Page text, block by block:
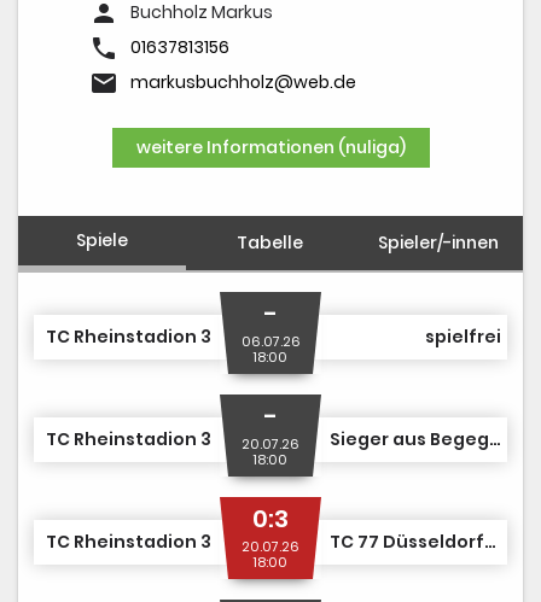
person Buchholz Markus
phone 01637813156
email markusbuchholz@web.de
weitere Informationen (nuliga)
Spiele Tabelle Spieler/-innen
TC Rheinstadion 3
-
06.07.26
18:00
spielfrei
TC Rheinstadion 3
-
20.07.26
18:00
Sieger aus Begegnung Nr. 10
TC Rheinstadion 3
0:3
20.07.26
18:00
TC 77 Düsseldorf-Wersten 2